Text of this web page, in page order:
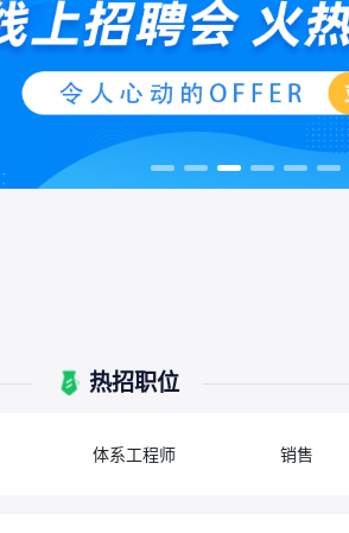
热招职位
体系工程师 销售